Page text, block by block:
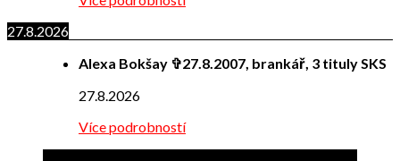
27.8.2026
Alexa Bokšay ✞27.8.2007, brankář, 3 tituly SKS
27.8.2026
Více podrobností